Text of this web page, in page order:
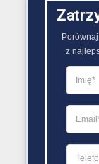
Piątek 08:00
Sobota
Niedziela
z